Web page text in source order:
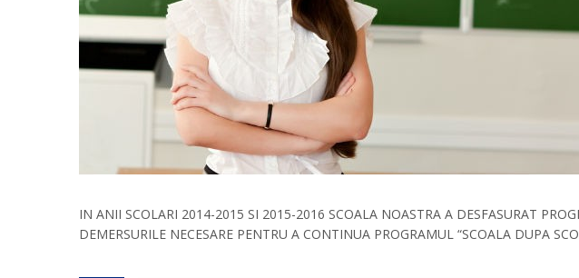
IN ANII SCOLARI 2014-2015 SI 2015-2016 SCOALA NOASTRA A DESFASURAT
DEMERSURILE NECESARE PENTRU A CONTINUA PROGRAMUL “SCOALA DUPA